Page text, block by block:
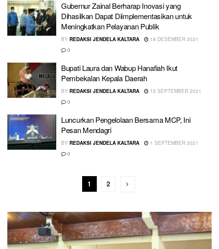
Gubernur Zainal Berharap Inovasi yang
Dihasilkan Dapat Diimplementasikan untuk
Meningkatkan Pelayanan Publik
BY REDAKSI JENDELA KALTARA
18 DESEMBER 2021
0
Bupati Laura dan Wabup Hanafiah Ikut
Pembekalan Kepala Daerah
BY REDAKSI JENDELA KALTARA
15 SEPTEMBER 2021
0
Luncurkan Pengelolaan Bersama MCP, Ini
Pesan Mendagri
BY REDAKSI JENDELA KALTARA
1 SEPTEMBER 2021
0
1 2